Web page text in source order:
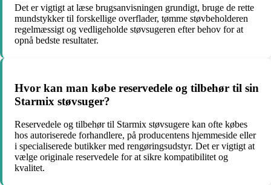
Det er vigtigt at læse brugsanvisningen grundigt, bruge de rette
mundstykker til forskellige overflader, tømme støvbeholderen
regelmæssigt og vedligeholde støvsugeren efter behov for at
opnå bedste resultater.
Hvor kan man købe reservedele og tilbehør til sin
Starmix støvsuger?
Reservedele og tilbehør til Starmix støvsugere kan ofte købes
hos autoriserede forhandlere, på producentens hjemmeside eller
i specialiserede butikker med rengøringsudstyr. Det er vigtigt at
vælge originale reservedele for at sikre kompatibilitet og
kvalitet.